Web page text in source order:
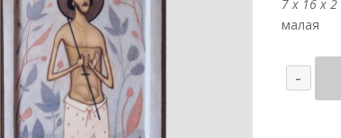
7 х 16 х 2
малая
-